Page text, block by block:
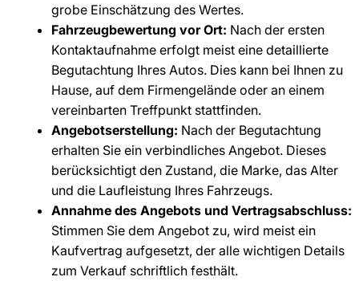
grobe Einschätzung des Wertes.
Fahrzeugbewertung vor Ort: Nach der ersten
Kontaktaufnahme erfolgt meist eine detaillierte
Begutachtung Ihres Autos. Dies kann bei Ihnen zu
Hause, auf dem Firmengelände oder an einem
vereinbarten Treffpunkt stattfinden.
Angebotserstellung: Nach der Begutachtung
erhalten Sie ein verbindliches Angebot. Dieses
berücksichtigt den Zustand, die Marke, das Alter
und die Laufleistung Ihres Fahrzeugs.
Annahme des Angebots und Vertragsabschluss:
Stimmen Sie dem Angebot zu, wird meist ein
Kaufvertrag aufgesetzt, der alle wichtigen Details
zum Verkauf schriftlich festhält.